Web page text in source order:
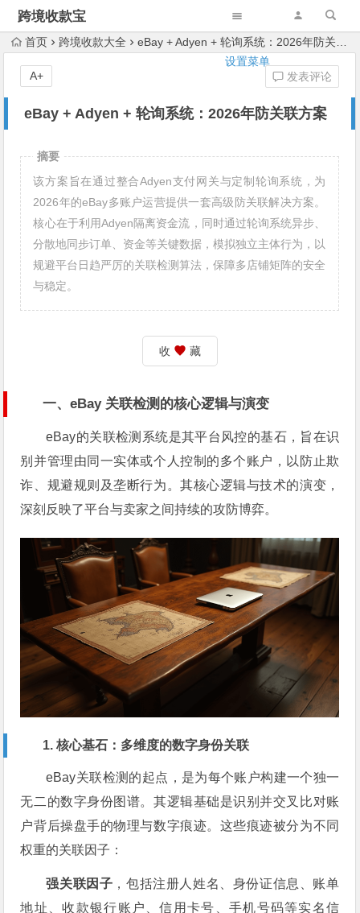
跨境收款宝
设置菜单
首页 跨境收款大全 eBay + Adyen + 轮询系统：2026年防关联方案
eBay + Adyen + 轮询系统：2026年防关联方案
发表评论
A+
摘要
该方案旨在通过整合Adyen支付网关与定制轮询系统，为
2026年的eBay多账户运营提供一套高级防关联解决方案。
核心在于利用Adyen隔离资金流，同时通过轮询系统异步、
分散地同步订单、资金等关键数据，模拟独立主体行为，以
规避平台日趋严厉的关联检测算法，保障多店铺矩阵的安全
与稳定。
收 藏
一、eBay 关联检测的核心逻辑与演变
eBay的关联检测系统是其平台风控的基石，旨在识
别并管理由同一实体或个人控制的多个账户，以防止欺
诈、规避规则及垄断行为。其核心逻辑与技术的演变，
深刻反映了平台与卖家之间持续的攻防博弈。
1. 核心基石：多维度的数字身份关联
eBay关联检测的起点，是为每个账户构建一个独一
无二的数字身份图谱。其逻辑基础是识别并交叉比对账
户背后操盘手的物理与数字痕迹。这些痕迹被分为不同
权重的关联因子：
强关联因子 ，包括注册人姓名、身份证信息、账单
地址、收款银行账户、信用卡号、手机号码等实名信